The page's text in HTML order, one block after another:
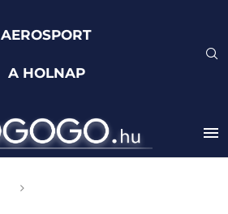
AEROSPORT
A HOLNAP